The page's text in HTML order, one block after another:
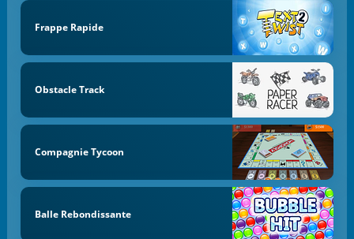
Frappe Rapide
Obstacle Track
Compagnie Tycoon
Balle Rebondissante